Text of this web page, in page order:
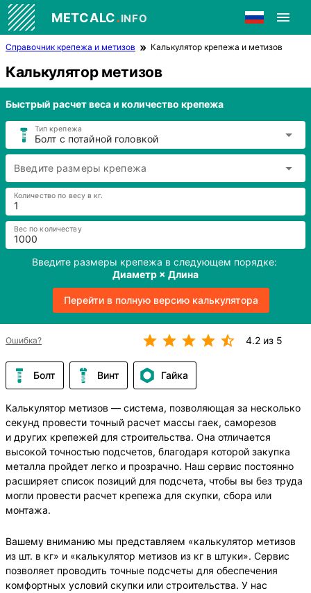
METCALC.INFO
Справочник крепежа и метизов Калькулятор крепежа и метизов
Калькулятор метизов
Быстрый расчет веса и количество крепежа
Болт с потайной головкой
Тип крепежа
Введите размеры крепежа
Количество по весу в кг.
Вес по количеству
Введите размеры крепежа в следующем порядке:
Диаметр × Длина
Перейти в полную версию калькулятора
Ошибка? 4.2 из 5
Болт Винт Гайка
Калькулятор метизов — система, позволяющая за несколько
секунд провести точный расчет массы гаек, саморезов
и других крепежей для строительства. Она отличается
высокой точностью подсчетов, благодаря которой закупка
металла пройдет легко и прозрачно. Наш сервис постоянно
расширяет список позиций для подсчета, чтобы вы без труда
могли провести расчет крепежа для скупки, сбора или
монтажа.
Вашему вниманию мы представляем «калькулятор метизов
из шт. в кг» и «калькулятор метизов из кг в штуки». Сервис
позволяет проводить точные подсчеты для обеспечения
комфортных условий скупки или строительства. У нас